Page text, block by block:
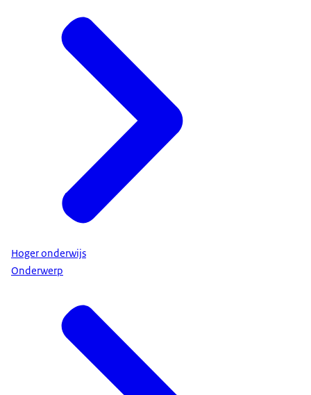
Hoger onderwijs
Onderwerp